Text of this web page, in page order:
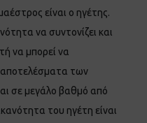
είναι ο ηγέτης.
να συντονίζει και
να μπορεί να
αποτελέσματα των
σε μεγάλο βαθμό από
του ηγέτη είναι